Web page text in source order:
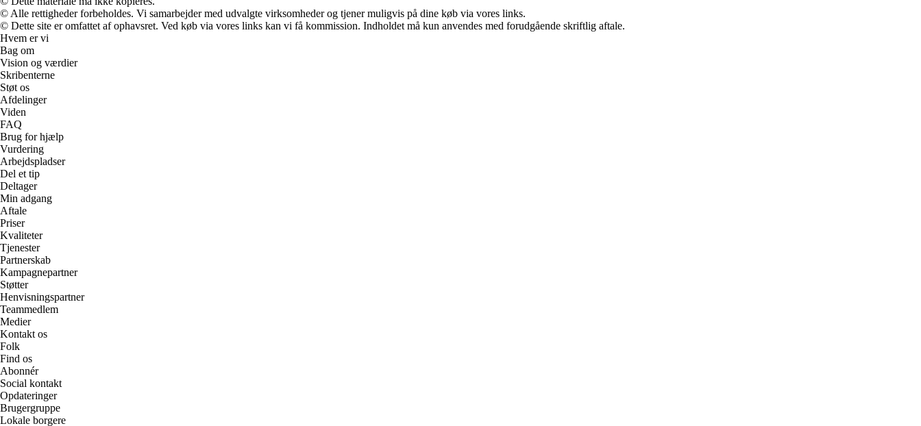
© Alle rettigheder forbeholdes. Vi samarbejder med udvalgte virksomheder og tjener muligvis på dine køb via vores links.
© Dette site er omfattet af ophavsret. Ved køb via vores links kan vi få kommission. Indholdet må kun anvendes med forudgående skriftlig aftale.
Hvem er vi
Bag om
Vision og værdier
Skribenterne
Støt os
Afdelinger
Viden
FAQ
Brug for hjælp
Vurdering
Arbejdspladser
Del et tip
Deltager
Min adgang
Aftale
Priser
Kvaliteter
Tjenester
Partnerskab
Kampagnepartner
Støtter
Henvisningspartner
Teammedlem
Medier
Kontakt os
Folk
Find os
Abonnér
Social kontakt
Opdateringer
Brugergruppe
Lokale borgere